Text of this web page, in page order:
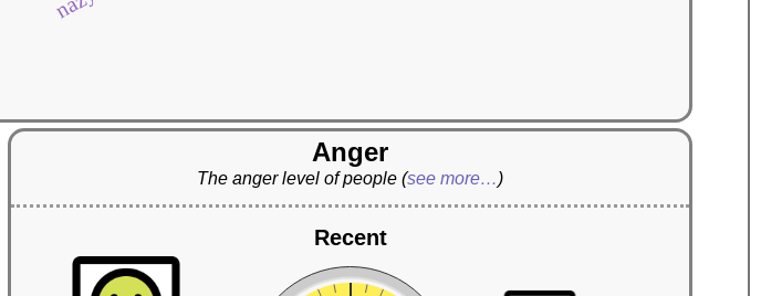
Anger
The anger level of people(see more…)
Recent